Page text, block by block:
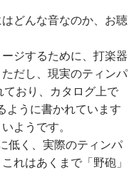
どんな音なのか、お聴
ジするために、打楽器
だし、現実のティンパ
おり、カタログ上で
ように書かれています
ようです。
低く、実際のティンパ
れはあくまで「野砲」